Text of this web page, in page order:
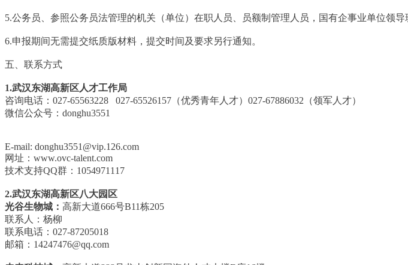
5.公务员、参照公务员法管理的机关（单位）在职人员、员额制管理人员，国有企事业单位领
6.申报期间无需提交纸质版材料，提交时间及要求另行通知。
五、联系方式
1.武汉东湖高新区人才工作局
咨询电话：027-65563228 027-65526157（优秀青年人才）027-67886032（领军人才）
微信公众号：donghu3551
E-mail: donghu3551@vip.126.com
网址：www.ovc-talent.com
技术支持QQ群：1054971117
2.武汉东湖高新区八大园区
光谷生物城： 高新大道666号B11栋205
联系人：杨柳
联系电话：027-87205018
邮箱：14247476@qq.com